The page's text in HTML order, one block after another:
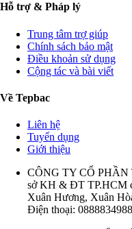
Hỗ trợ & Pháp lý
Trung tâm trợ giúp
Chính sách bảo mật
Điều khoản sử dụng
Cộng tác và bài viết
Về Tepbac
Liên hệ
Tuyển dụng
Giới thiệu
CÔNG TY CỔ PHẦN
sở KH & ĐT TP.HCM
Xuân Hương, Xuân
Điện thoại: 0888834988